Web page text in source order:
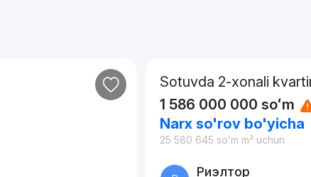
Sotuvda 2-xonali
1 586 000 000 soʻm
Narx so'rov bo'yicha
25 580 645 soʻm m² uchun
Риэлтор